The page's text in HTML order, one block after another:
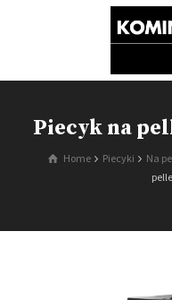
Piecyk na
Home Piecyki Na